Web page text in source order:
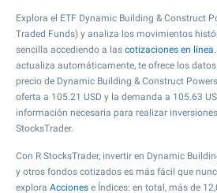
Explora el ETF Dynamic Building & Construct
Traded Funds) y analiza los movimientos
sencilla accediendo a las cotizaciones en línea
actualiza automáticamente, te ofrece los datos
precio de Dynamic Building & Construct
oferta a 105.21 USD y la demanda a 105.63
información necesaria para realizar
StocksTrader.
Con R StocksTrader, invertir en Dynamic
y otros fondos cotizados es más fácil que
explora Acciones e Índices: en total, más de